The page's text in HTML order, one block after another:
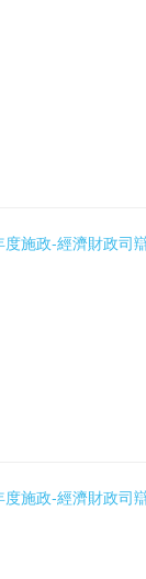
施政-經濟財政司
施政-經濟財政司